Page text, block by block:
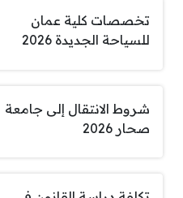
تخصصات كلية عمان
للسياحة الجديدة 2026
شروط الانتقال إلى جامعة
صحار 2026